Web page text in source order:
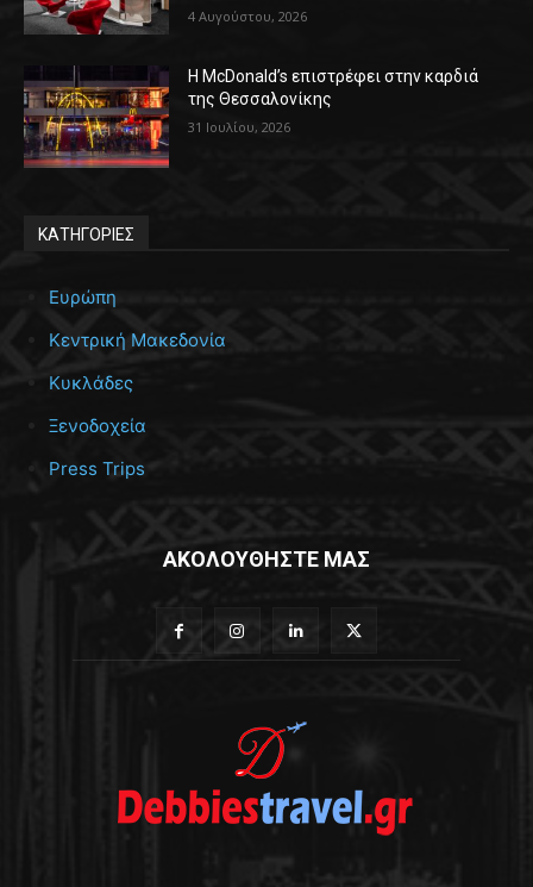
4 Αυγούστου, 2026
Η McDonald’s επιστρέφει στην καρδιά
της Θεσσαλονίκης
31 Ιουλίου, 2026
ΚΑΤΗΓΟΡΙΕΣ
Ευρώπη
Κεντρική Μακεδονία
Κυκλάδες
Ξενοδοχεία
Press Trips
ΑΚΟΛΟΥΘΗΣΤΕ ΜΑΣ